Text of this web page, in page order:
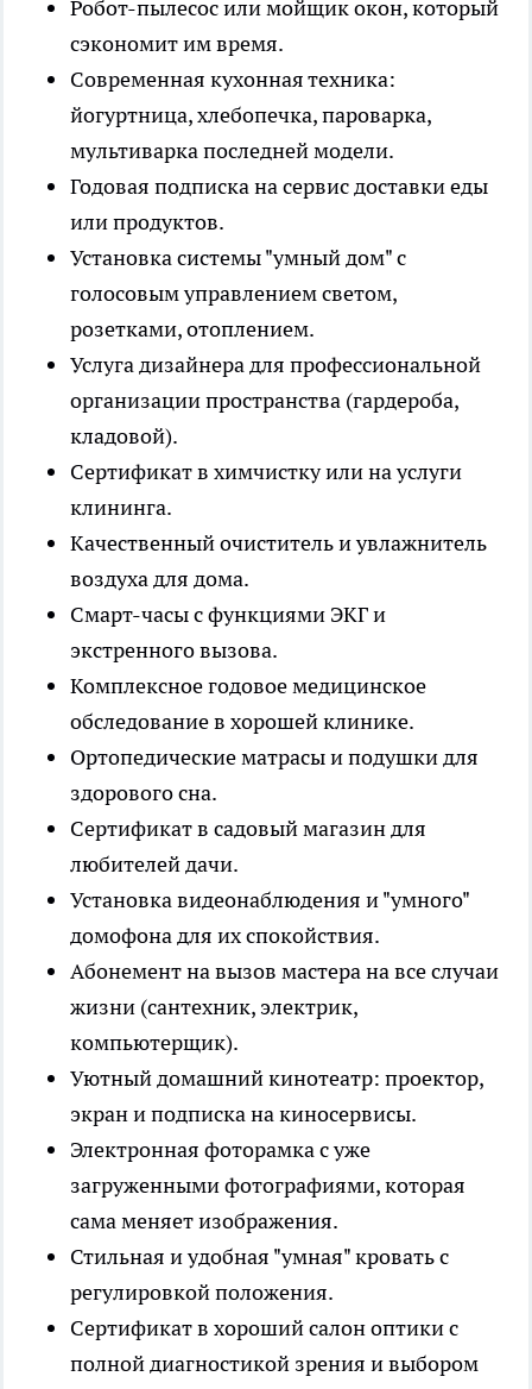
Робот-пылесос или мойщик окон, который
сэкономит им время.
Современная кухонная техника:
йогуртница, хлебопечка, пароварка,
мультиварка последней модели.
Годовая подписка на сервис доставки еды
или продуктов.
Установка системы "умный дом" с
голосовым управлением светом,
розетками, отоплением.
Услуга дизайнера для профессиональной
организации пространства (гардероба,
кладовой).
Сертификат в химчистку или на услуги
клининга.
Качественный очиститель и увлажнитель
воздуха для дома.
Смарт-часы с функциями ЭКГ и
экстренного вызова.
Комплексное годовое медицинское
обследование в хорошей клинике.
Ортопедические матрасы и подушки для
здорового сна.
Сертификат в садовый магазин для
любителей дачи.
Установка видеонаблюдения и "умного"
домофона для их спокойствия.
Абонемент на вызов мастера на все случаи
жизни (сантехник, электрик,
компьютерщик).
Уютный домашний кинотеатр: проектор,
экран и подписка на киносервисы.
Электронная фоторамка с уже
загруженными фотографиями, которая
сама меняет изображения.
Стильная и удобная "умная" кровать с
регулировкой положения.
Сертификат в хороший салон оптики с
полной диагностикой зрения и выбором